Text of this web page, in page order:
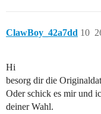
ClawBoy_42a7dd 10
Hi
besorg dir die
Oder schick es mir und
deiner Wahl.